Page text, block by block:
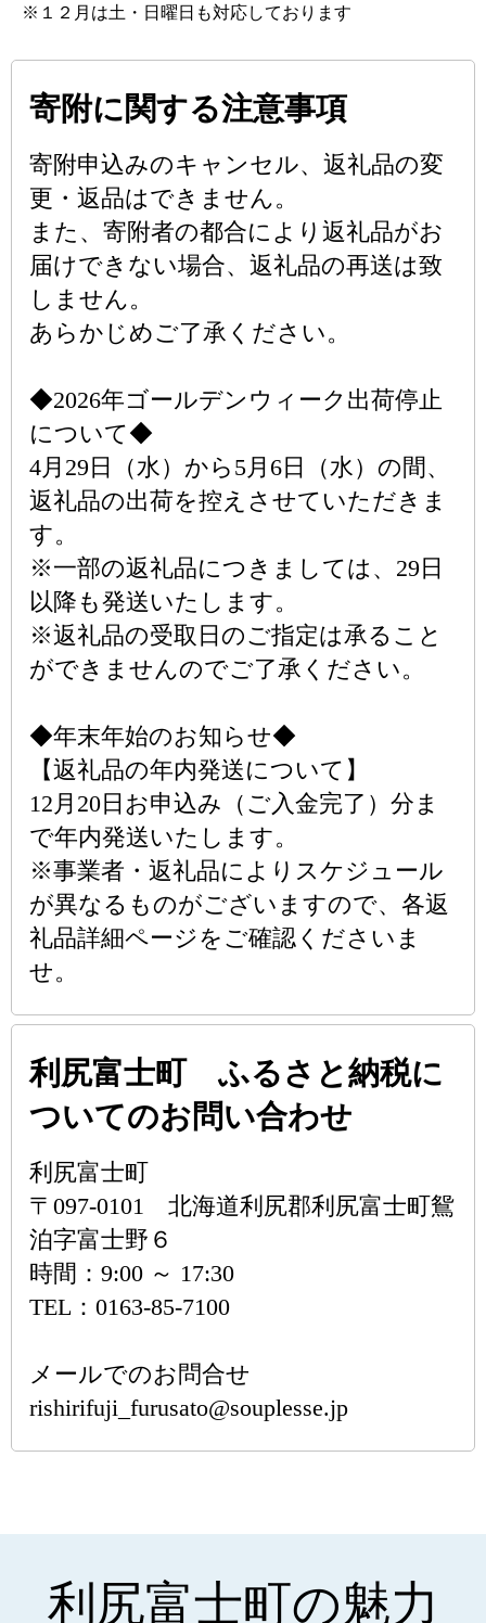
※１２月は土・日曜日も対応しております
寄附に関する注意事項
寄附申込みのキャンセル、返礼品の変
更・返品はできません。
また、寄附者の都合により返礼品がお
届けできない場合、返礼品の再送は致
しません。
あらかじめご了承ください。
◆2026年ゴールデンウィーク出荷停止
について◆
4月29日（水）から5月6日（水）の間、
返礼品の出荷を控えさせていただきま
す。
※一部の返礼品につきましては、29日
以降も発送いたします。
※返礼品の受取日のご指定は承ること
ができませんのでご了承ください。
◆年末年始のお知らせ◆
【返礼品の年内発送について】
12月20日お申込み（ご入金完了）分ま
で年内発送いたします。
※事業者・返礼品によりスケジュール
が異なるものがございますので、各返
礼品詳細ページをご確認くださいま
せ。
利尻富士町 ふるさと納税に
ついてのお問い合わせ
利尻富士町
〒097-0101 北海道利尻郡利尻富士町鴛
泊字富士野６
時間：9:00 ～ 17:30
TEL：0163-85-7100
メールでのお問合せ
rishirifuji_furusato@souplesse.jp
利尻富士町の魅力